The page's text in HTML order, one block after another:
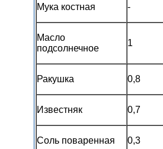
Мука костная -
Масло
подсолнечное
1
Ракушка 0,8
Известняк 0,7
Соль поваренная 0,3